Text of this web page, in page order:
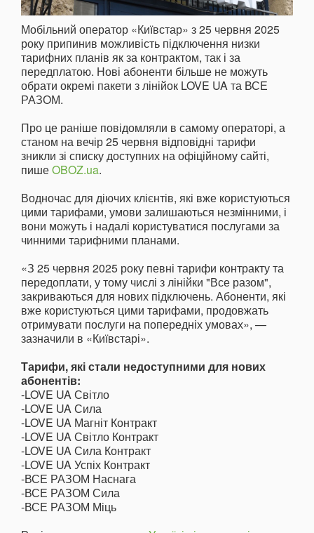
Мобільний оператор «Київстар» з 25 червня 2025
року припинив можливість підключення низки
тарифних планів як за контрактом, так і за
передплатою. Нові абоненти більше не можуть
обрати окремі пакети з лінійок LOVE UA та ВСЕ
РАЗОМ.
Про це раніше повідомляли в самому операторі, а
станом на вечір 25 червня відповідні тарифи
зникли зі списку доступних на офіційному сайті,
пишеOBOZ.ua.
Водночас для діючих клієнтів, які вже користуються
цими тарифами, умови залишаються незмінними, і
вони можуть і надалі користуватися послугами за
чинними тарифними планами.
«З 25 червня 2025 року певні тарифи контракту та
передоплати, у тому числі з лінійки "Все разом",
закриваються для нових підключень. Абоненти, які
вже користуються цими тарифами, продовжать
отримувати послуги на попередніх умовах», —
зазначили в «Київстарі».
Тарифи, які стали недоступними для нових
абонентів:
-LOVE UA Світло
-LOVE UA Сила
-LOVE UA Магніт Контракт
-LOVE UA Світло Контракт
-LOVE UA Сила Контракт
-LOVE UA Успіх Контракт
-ВСЕ РАЗОМ Наснага
-ВСЕ РАЗОМ Сила
-ВСЕ РАЗОМ Міць